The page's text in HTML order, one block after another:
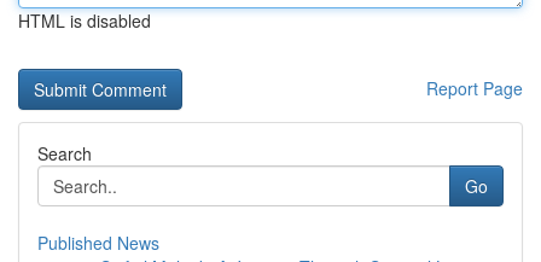
HTML is disabled
Report Page
Search
Go
Published News